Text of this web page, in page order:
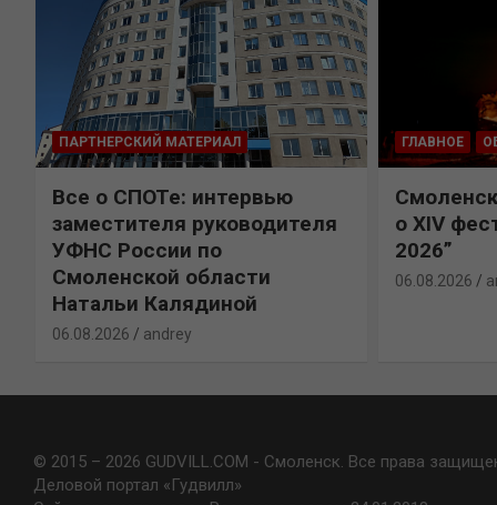
ПАРТНЕРСКИЙ МАТЕРИАЛ
Все о СПОТе: интервью
заместителя руководителя
УФНС России по
Смоленской области
Натальи Калядиной
06.08.2026 andrey
ГЛАВНОЕ
о XIV
2026”
06.08.2026
© 2015 – 2026 GUDVILL.COM - Смоленск. Все права
Деловой портал «Гудвилл»